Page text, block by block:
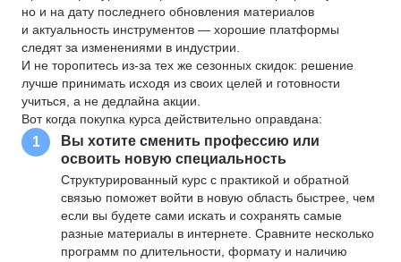
но и на дату последнего обновления материалов
и актуальность инструментов — хорошие платформы
следят за изменениями в индустрии.
И не торопитесь из-за тех же сезонных скидок: решение
лучше принимать исходя из своих целей и готовности
учиться, а не дедлайна акции.
Вот когда покупка курса действительно оправдана:
1
Вы хотите сменить профессию или
освоить новую специальность
Структурированный курс с практикой и обратной
связью поможет войти в новую область быстрее, чем
если вы будете сами искать и сохранять самые
разные материалы в интернете. Сравните несколько
программ по длительности, формату и наличию